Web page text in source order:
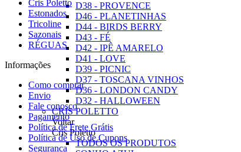
D38 - PROVENCE
D46 - PLANETINHAS
D44 - BIRDS BERRY
D43 - FÉ
D42 - IPÊ AMARELO
D41 - LOVE
D39 - PICNIC
D37 - TOSCANA VINHOS
D36 - LONDON CANDY
D32 - HALLOWEEN
CRIS POLETTO
Voltar
Cris Poletto
TODOS OS PRODUTOS
Cris Poletto
Estonados
Tricoline
Sazonais
RÉGUAS
Informações
Como comprar
Envio
Fale conosco
Pagamento
Política de Frete Grátis
Política de Uso de Cupons
Seguranca